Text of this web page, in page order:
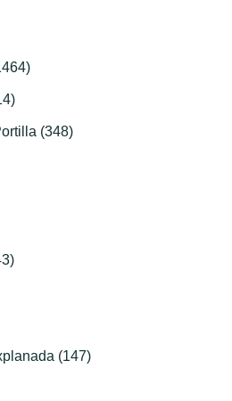
(348)
(147)